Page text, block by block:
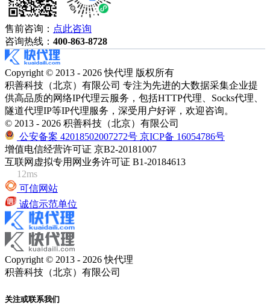
售前咨询： 点此咨询
咨询热线： 400-863-8728
Copyright © 2013 - 2026 快代理 版权所有
积善科技（北京）有限公司 专注为先进的大数据采集企业提
供高品质的网络IP代理云服务，包括HTTP代理、Socks代理、
隧道代理IP等IP代理服务，深受用户好评，欢迎咨询。
© 2013 - 2026 积善科技（北京）有限公司
公安备案 42018502007272号 京ICP备 16054786号
增值电信经营许可证 京B2-20181007
互联网虚拟专用网业务许可证 B1-20184613
12ms
可信网站
诚信示范单位
Copyright © 2013 - 2026 快代理
积善科技（北京）有限公司
关注或联系我们